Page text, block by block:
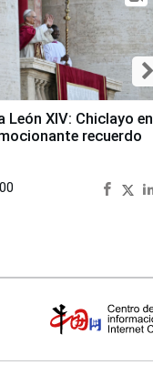
León XIV: Chiclayo en
recuerdo